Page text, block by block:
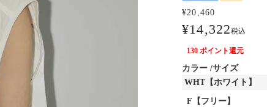
¥20,460
¥14,322税込
130 ポイント還元
カラー サイズ
WHT【ホワイト】
F【フリー】